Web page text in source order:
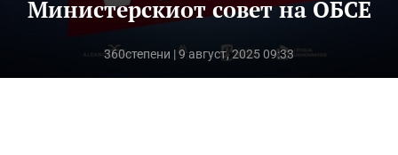
Министерскиот совет на ОБСЕ
360степени | 9 август, 2025 09:33